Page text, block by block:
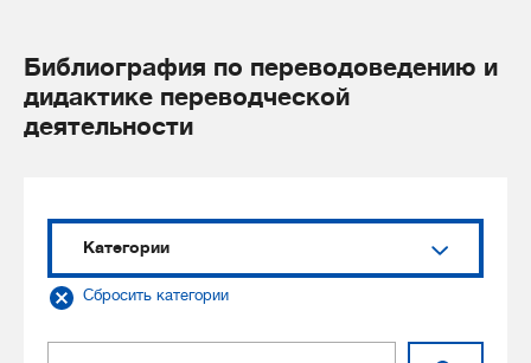
Библиография по переводоведению и
дидактике переводческой
деятельности
Категории
Сбросить категории